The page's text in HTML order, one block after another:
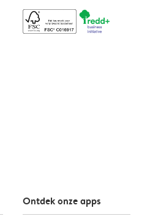
Ontdek onze apps